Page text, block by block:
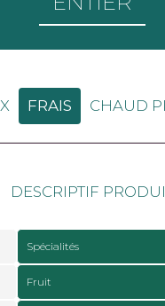
FRAIS CHAUD
DESCRIPTIF
Spécialités
Fruit